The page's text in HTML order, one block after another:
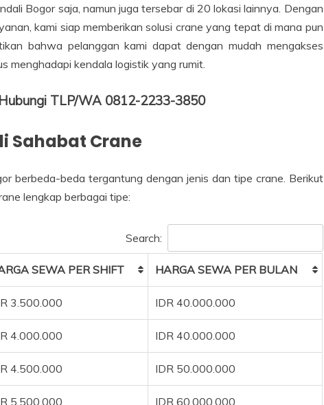
Bogor saja, namun juga tersebar di 20 lokasi lainnya. Dengan
kami siap memberikan solusi crane yang tepat di mana pun
bahwa pelanggan kami dapat dengan mudah mengakses
menghadapi kendala logistik yang rumit.
TLP/WA 0812-2233-3850
Sahabat Crane
berbeda-beda tergantung dengan jenis dan tipe crane. Berikut
lengkap berbagai tipe:
Search:
SEWA PER SHIFT HARGA SEWA PER BULAN
3.500.000 IDR 40.000.000
4.000.000 IDR 40.000.000
4.500.000 IDR 50.000.000
5.500.000 IDR 60.000.000